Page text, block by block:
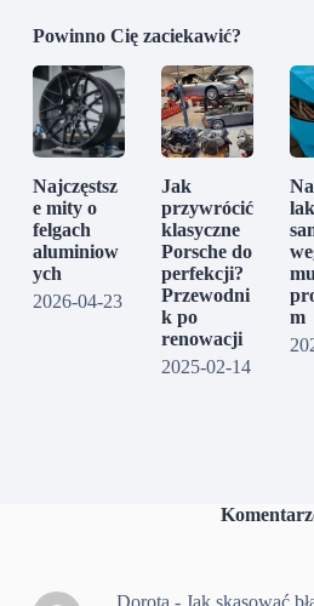
Powinno Cię zaciekawić?
Najczęstsz
e mity o
felgach
aluminiow
ych
2026-04-23
Jak
przywrócić
klasyczne
Porsche do
perfekcji?
Przewodni
k po
renowacji
2025-02-14
m